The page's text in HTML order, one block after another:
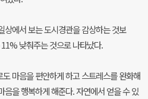
상에서 보는 도시경관을 감상하는 것보
낮춰주는 것으로 나타났다.
마음을 편안하게 하고 스트레스를 완화해
을 행복하게 해준다. 자연에서 얻을 수 있